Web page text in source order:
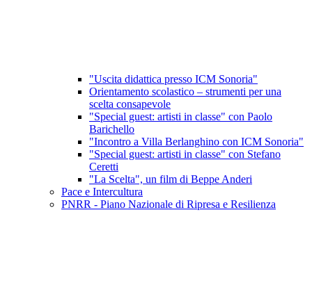
"Uscita didattica presso ICM Sonoria"
Orientamento scolastico – strumenti per una
scelta consapevole
"Special guest: artisti in classe" con Paolo
Barichello
"Incontro a Villa Berlanghino con ICM Sonoria"
"Special guest: artisti in classe" con Stefano
Ceretti
"La Scelta", un film di Beppe Anderi
Pace e Intercultura
PNRR - Piano Nazionale di Ripresa e Resilienza